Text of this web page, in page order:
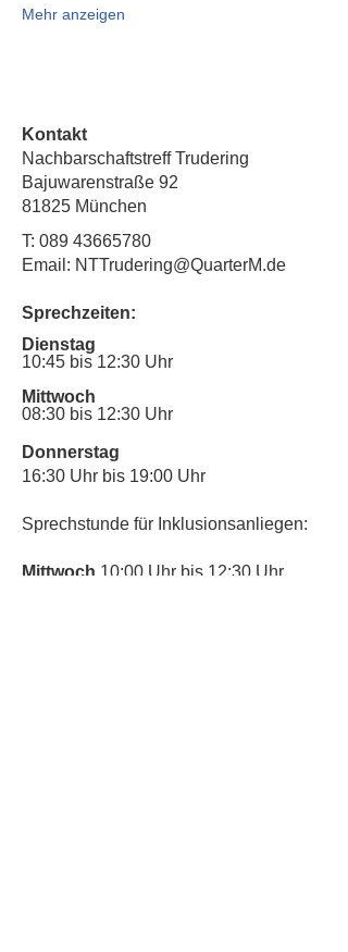
Mehr anzeigen
Kontakt
Nachbarschaftstreff Trudering
Bajuwarenstraße 92
81825 München
T: 089 43665780
Email: NTTrudering@QuarterM.de
Sprechzeiten:
Dienstag
10:45 bis 12:30 Uhr
Mittwoch
08:30 bis 12:30 Uhr
Donnerstag
16:30 Uhr bis 19:00 Uhr
Sprechstunde für Inklusionsanliegen:
Mittwoch 10:00 Uhr bis 12:30 Uhr